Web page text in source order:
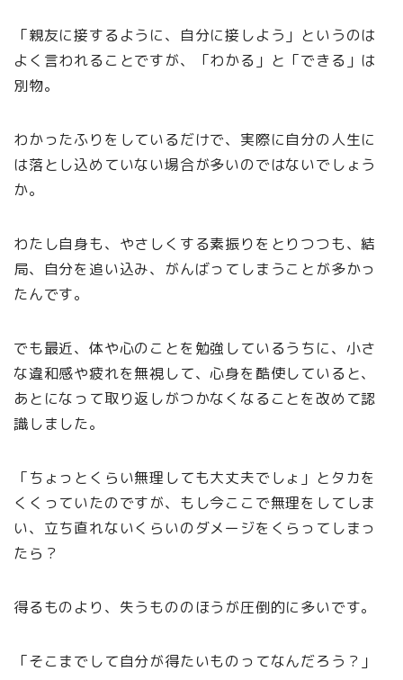
「親友に接するように、自分に接しよう」というのは
よく言われることですが、「わかる」と「できる」は
別物。
わかったふりをしているだけで、実際に自分の人生に
は落とし込めていない場合が多いのではないでしょう
か。
わたし自身も、やさしくする素振りをとりつつも、結
局、自分を追い込み、がんばってしまうことが多かっ
たんです。
でも最近、体や心のことを勉強しているうちに、小さ
な違和感や疲れを無視して、心身を酷使していると、
あとになって取り返しがつかなくなることを改めて認
識しました。
「ちょっとくらい無理しても大丈夫でしょ」とタカを
くくっていたのですが、もし今ここで無理をしてしま
い、立ち直れないくらいのダメージをくらってしまっ
たら？
得るものより、失うもののほうが圧倒的に多いです。
「そこまでして自分が得たいものってなんだろう？」